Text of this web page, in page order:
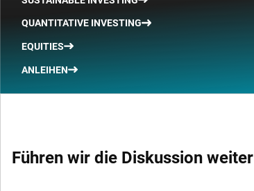
QUANTITATIVE INVESTING
EQUITIES
ANLEIHEN
Führen wir die Diskussion weiter